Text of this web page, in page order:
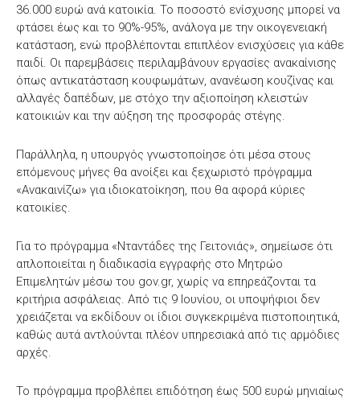
36.000 ευρώ ανά κατοικία. Το ποσοστό ενίσχυσης μπορεί να
φτάσει έως και το 90%-95%, ανάλογα με την οικογενειακή
κατάσταση, ενώ προβλέπονται επιπλέον ενισχύσεις για κάθε
παιδί. Οι παρεμβάσεις περιλαμβάνουν εργασίες ανακαίνισης
όπως αντικατάσταση κουφωμάτων, ανανέωση κουζίνας και
αλλαγές δαπέδων, με στόχο την αξιοποίηση κλειστών
κατοικιών και την αύξηση της προσφοράς στέγης.
Παράλληλα, η υπουργός γνωστοποίησε ότι μέσα στους
επόμενους μήνες θα ανοίξει και ξεχωριστό πρόγραμμα
«Ανακαινίζω» για ιδιοκατοίκηση, που θα αφορά κύριες
κατοικίες.
Για το πρόγραμμα «Νταντάδες της Γειτονιάς», σημείωσε ότι
απλοποιείται η διαδικασία εγγραφής στο Μητρώο
Επιμελητών μέσω του gov.gr, χωρίς να επηρεάζονται τα
κριτήρια ασφάλειας. Από τις 9 Ιουνίου, οι υποψήφιοι δεν
χρειάζεται να εκδίδουν οι ίδιοι συγκεκριμένα πιστοποιητικά,
καθώς αυτά αντλούνται πλέον υπηρεσιακά από τις αρμόδιες
αρχές.
Το πρόγραμμα προβλέπει επιδότηση έως 500 ευρώ μηνιαίως